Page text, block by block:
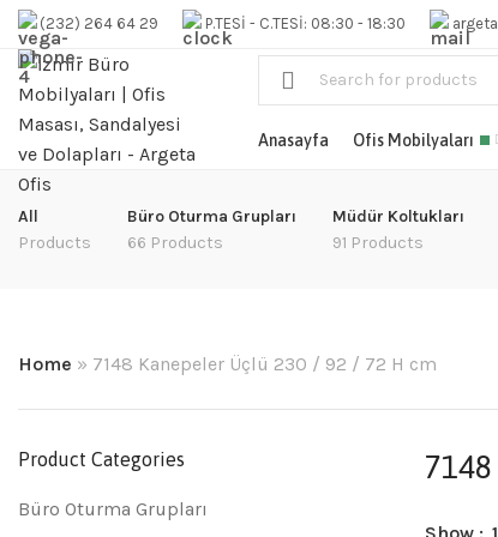
(232) 264 64 29 P.TESİ - C.TESİ: 08:30 - 18:30
Anasayfa Ofis Mobilyaları
All
Products
Büro Oturma Grupları
66 Products
Müdür Koltukları
91 Products
Home » 7148 Kanepeler Üçlü 230 / 92 / 72 H cm
Product Categories
Büro Oturma Grupları
Show